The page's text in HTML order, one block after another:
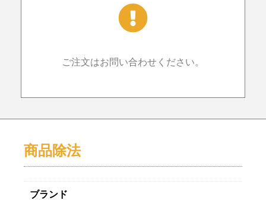
ご注文はお問い合わせください。
商品除法
ブランド